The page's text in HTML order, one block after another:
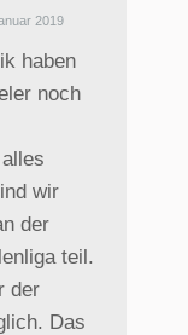
2019
haben
noch
wir
der
teil.
der
Das